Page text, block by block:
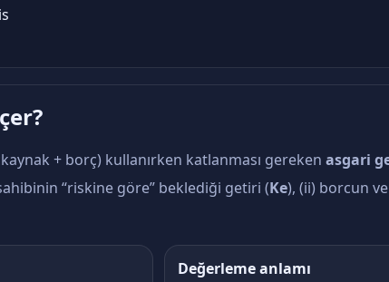
+ borç) kullanırken katlanması gereken asgari
“riskine göre” beklediği getiri (Ke), (ii) borcun
Değerleme anlamı